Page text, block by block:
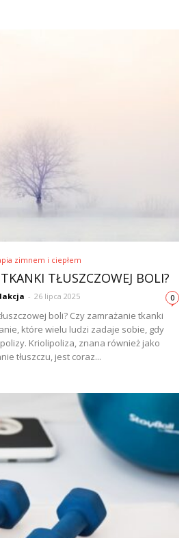
zimnem i ciepłem
TŁUSZCZOWEJ BOLI?
- 26 lipca 2025 0
boli? Czy zamrażanie tkanki
które wielu ludzi zadaje sobie, gdy
Kriolipoliza, znana również jako
tłuszczu, jest coraz...